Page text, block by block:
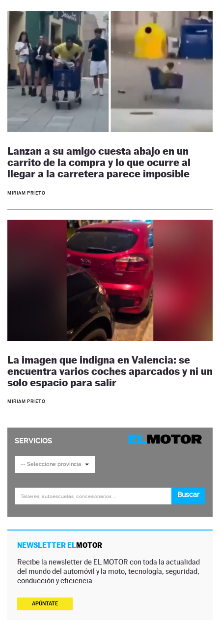
Lanzan a su amigo cuesta abajo en un
carrito de la compra y lo que ocurre al
llegar a la carretera parece imposible
MIRIAM PRIETO
La imagen que indigna en Valencia: se
encuentra varios coches aparcados y ni un
solo espacio para salir
MIRIAM PRIETO
NEWSLETTER ELMOTOR
Recibe la newsletter de EL MOTOR con toda la actualidad
del mundo del automóvil y la moto, tecnología, seguridad,
conducción y eficiencia.
APÚNTATE